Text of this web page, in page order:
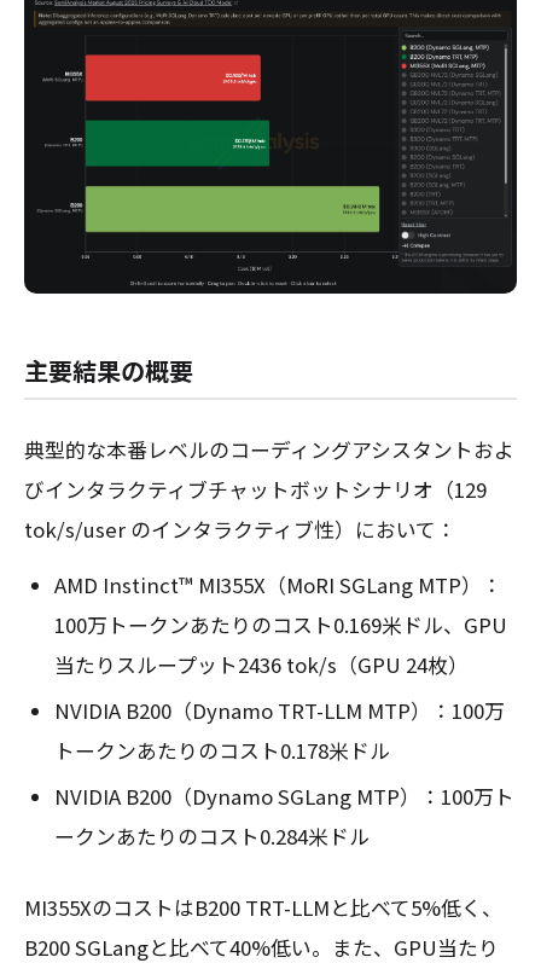
主要結果の概要
典型的な本番レベルのコーディングアシスタントおよ
びインタラクティブチャットボットシナリオ（129
tok/s/user のインタラクティブ性）において：
AMD Instinct™ MI355X（MoRI SGLang MTP）：
100万トークンあたりのコスト0.169米ドル、GPU
当たりスループット2436 tok/s（GPU 24枚）
NVIDIA B200（Dynamo TRT-LLM MTP）：100万
トークンあたりのコスト0.178米ドル
NVIDIA B200（Dynamo SGLang MTP）：100万ト
ークンあたりのコスト0.284米ドル
MI355XのコストはB200 TRT-LLMと比べて5%低く、
B200 SGLangと比べて40%低い。また、GPU当たり